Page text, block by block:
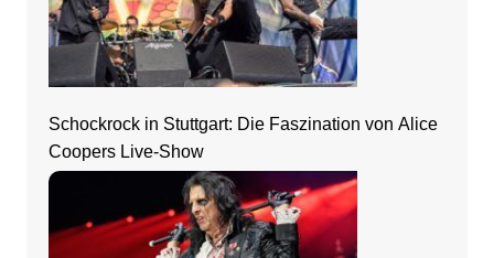
Schockrock in Stuttgart: Die Faszination von Alice
Coopers Live-Show